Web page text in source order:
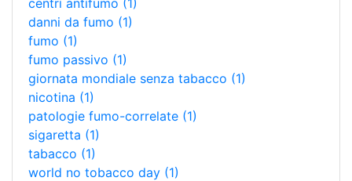
centri antifumo (1)
danni da fumo (1)
fumo (1)
fumo passivo (1)
giornata mondiale senza tabacco (1)
nicotina (1)
patologie fumo-correlate (1)
sigaretta (1)
tabacco (1)
world no tobacco day (1)